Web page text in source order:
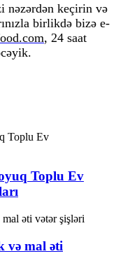
nəzərdən keçirin və
birlikdə bizə e-
, 24 saat
Toplu Ev
və mal əti